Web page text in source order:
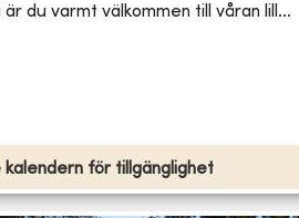
är du varmt välkommen till våran lill...
kalendern för tillgänglighet